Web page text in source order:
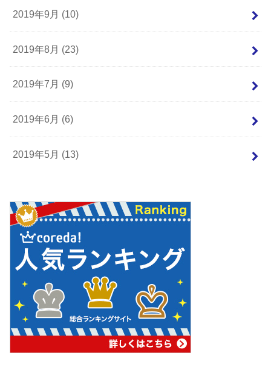
2019年9月 (10)
2019年8月 (23)
2019年7月 (9)
2019年6月 (6)
2019年5月 (13)